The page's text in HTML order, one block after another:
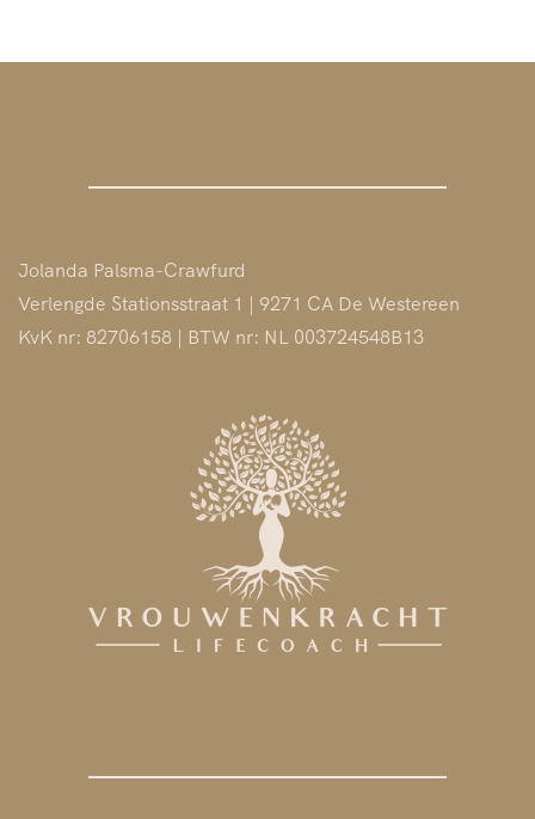
Jolanda Palsma-Crawfurd
Verlengde Stationsstraat 1 | 9271 CA De Westereen
KvK nr: 82706158 | BTW nr: NL 003724548B13